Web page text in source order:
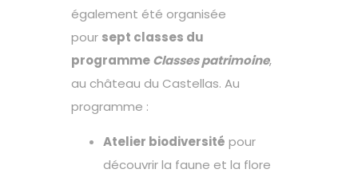
également été organisée
pour sept classes du
programmeClasses patrimoine,
au château du Castellas. Au
programme :
Atelier biodiversité pour
découvrir la faune et la flore